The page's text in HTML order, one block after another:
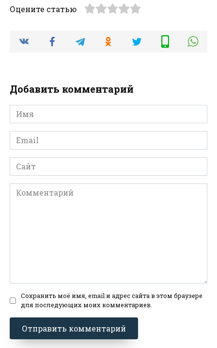
Оцените статью
Добавить комментарий
Имя
*
Email
*
Сайт
Комментарий
Сохранить моё имя, email и адрес сайта в этом браузере
для последующих моих комментариев.